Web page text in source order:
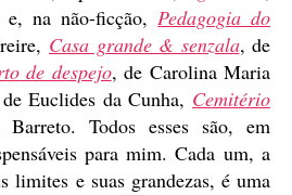
e, na não-ficção,Pedagogia do
Casa grande & senzala, de
de despejo, de Carolina Maria
Euclides da Cunha, Cemitério
Todos esses são, em
para mim. Cada um, a
limites e suas grandezas, é uma